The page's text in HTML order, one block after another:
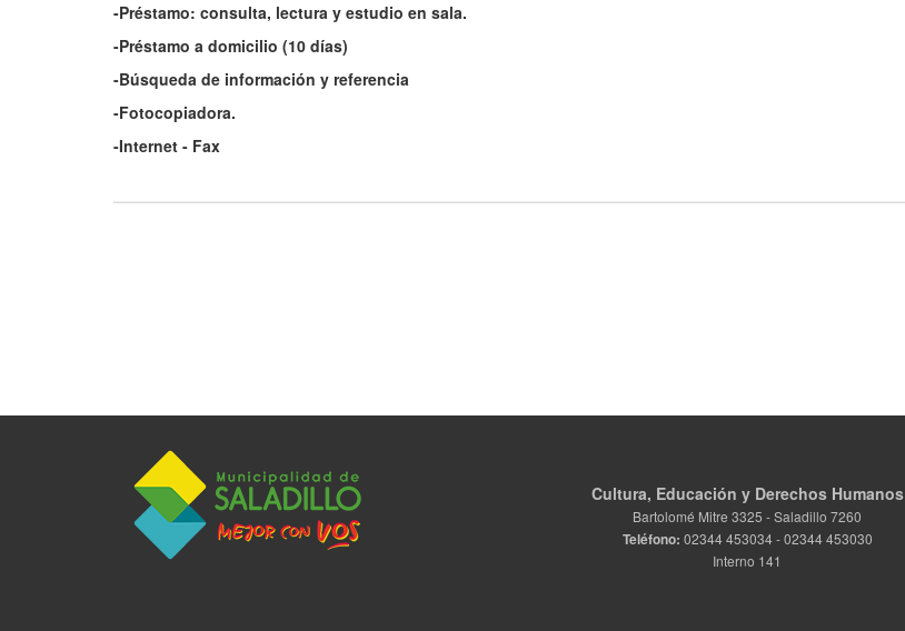
-Préstamo: consulta, lectura y estudio en sala.
-Préstamo a domicilio (10 días)
-Búsqueda de información y referencia
-Fotocopiadora.
-Internet - Fax
Cultura, Educación y Derechos Humanos
Bartolomé Mitre 3325 - Saladillo 7260
Teléfono: 02344 453034 - 02344 453030
Interno 141